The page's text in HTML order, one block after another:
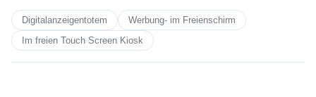
Digitalanzeigentotem
Werbung- im Freienschirm
Im freien Touch Screen Kiosk